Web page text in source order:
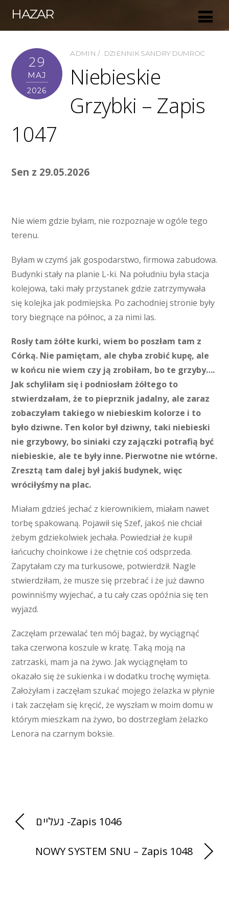
HAZAR
29
MAJ
2026
ADMIN DZIENNIK SANDRY DUMROC
Niebieskie
Grzybki – Zapis
1047
Sen z 29.05.2026
Nie wiem gdzie byłam, nie rozpoznaje w ogóle tego
terenu.
Byłam w czymś jak gospodarstwo, firmowa zabudowa.
Budynki stały na planie L-ki. Na południu była stacja
kolejowa, taki mały przystanek gdzie zatrzymywała
się kolejka jak podmiejska. Po zachodniej stronie były
tory biegnące na północ, a za nimi las.
Rosły tam żółte kurki, wiem bo poszłam tam z
Córką. Nie pamiętam, ale chyba zrobić kupę, ale
w końcu nie wiem czy ją zrobiłam, bo te grzyby….
Jak schyliłam się i podniosłam żółtego to
stwierdzałam, że to pieprznik jadalny, ale zaraz
zobaczyłam takiego w niebieskim kolorze i to
było dziwne. Ten kolor był dziwny, taki niebieski
nie grzybowy, bo siniaki czy zajączki potrafią być
niebieskie, ale te były inne. Pierwotne nie wtórne.
Zresztą tam dalej był jakiś budynek, więc
wróciłyśmy na plac.
Miałam gdzieś jechać z kierownikiem, miałam nawet
torbę spakowaną. Pojawił się Szef, jakoś nie chciał
żebym gdziekolwiek jechała. Powiedział że kupił
łańcuchy choinkowe i że chętnie coś odsprzeda.
Zapytałam czy ma turkusowe, potwierdził. Nagle
stwierdziłam, że musze się przebrać i że już dawno
powinniśmy wyjechać, a tu cały czas opóźnia się ten
wyjazd.
Zaczęłam przewalać ten mój bagaż, by wyciągnąć
taka czerwona koszule w kratę. Taką moją na
zatrzaski, mam ja na żywo. Jak wyciągnęłam to
okazało się że sukienka i w dodatku trochę wymięta.
Założyłam i zaczęłam szukać mojego żelazka w płynie
i tak zaczęłam się kręcić, że wyszłam w moim domu w
którym mieszkam na żywo, bo dostrzegłam żelazko
Lenora na czarnym boksie.
נעליים -Zapis 1046
NOWY SYSTEM SNU – Zapis 1048